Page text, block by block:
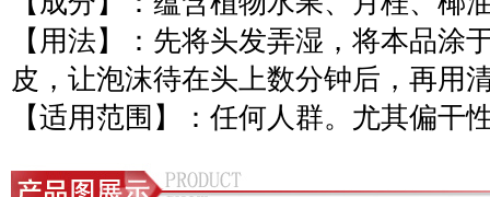
【用法】：先将头发弄湿，将本品涂
皮，让泡沫待在头上数分钟后，再用
【适用范围】：任何人群。尤其偏干